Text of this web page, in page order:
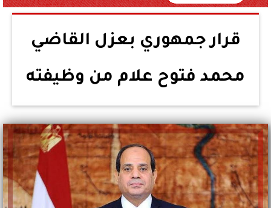
قرار جمهوري بعزل القاضي
محمد فتوح علام من وظيفته